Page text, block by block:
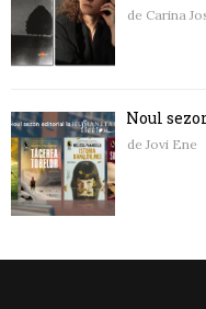
de Carina
Noul
de Jovi Ene